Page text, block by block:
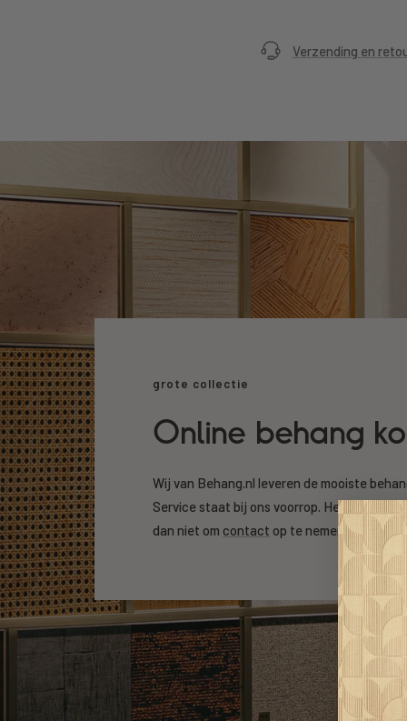
Verzending en
grote collectie
Online behang
Wij van Behang.nl leveren de mooiste
Service staat bij ons voorrop. Heeft u een
dan niet omcontact op te nemen.